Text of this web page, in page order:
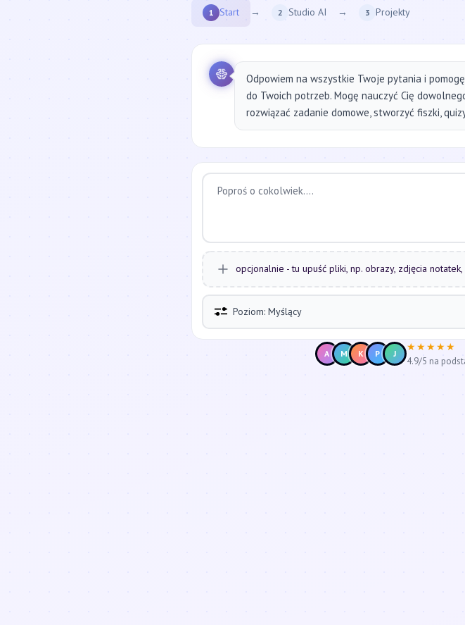
1 Start → 2 Studio AI → 3 Projekty
Odpowiem na wszystkie Twoje pytania i
do Twoich potrzeb. Mogę nauczyć Cię
rozwiązać zadanie domowe, stworzyć fiszki,
opcjonalnie - tu upuść pliki, np. obrazy, zdjęcia
Poziom: Myślący
A M K P J
★★★★★
4.9/5 na